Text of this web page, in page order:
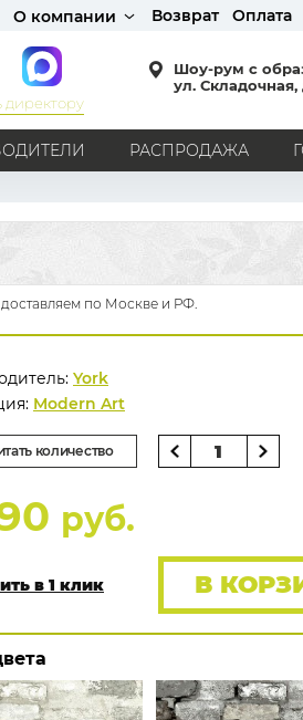
О компании Возврат Оплата
директору
Шоу-рум с
ул. Складочная,
РАСПРОДАЖА
Хай-тек
Лофт
Америка
Голландия
Под кирпич
Дамаск
БРЕНДЫ
Zambaiti
Hygge Roll
по Москве и РФ.
York
Modern Art
количество
руб.
в 1 клик В